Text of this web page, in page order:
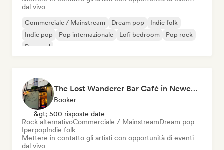
dal vivo
Commerciale / Mainstream Dream pop
Indie folk
Indie pop
Pop internazionale Lofi bedroom
Pop rock
Pop soul
The Lost Wanderer Bar Café in Newcastle
Booker
&gt; 500 risposte date
Rock alternativoCommerciale / MainstreamDream pop
IperpopIndie folk
Mettere in contatto gli artisti con opportunità di eventi
dal vivo